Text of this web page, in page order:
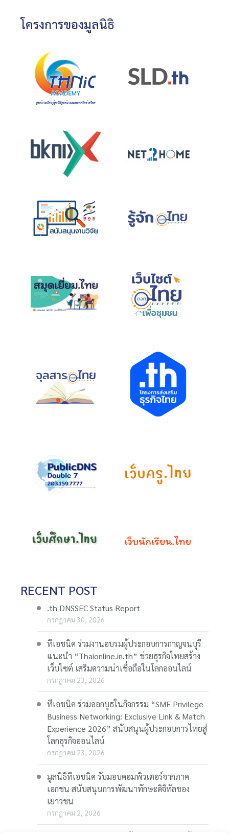
โครงการของมูลนิธิ
RECENT POST
.th DNSSEC Status Report
กรกฎาคม 30, 2026
ทีเอชนิค ร่วมงานอบรมผู้ประกอบการกาญจนบุรี
แนะนำ “Thaionline.in.th” ช่วยธุรกิจไทยสร้าง
เว็บไซต์ เสริมความน่าเชื่อถือในโลกออนไลน์
กรกฎาคม 23, 2026
ทีเอชนิค ร่วมออกบูธในกิจกรรม “SME Privilege
Business Networking: Exclusive Link & Match
Experience 2026” สนับสนุนผู้ประกอบการไทยสู่
โลกธุรกิจออนไลน์
กรกฎาคม 23, 2026
มูลนิธิทีเอชนิค รับมอบคอมพิวเตอร์จากภาค
เอกชน สนับสนุนการพัฒนาทักษะดิจิทัลของ
เยาวชน
กรกฎาคม 2, 2026